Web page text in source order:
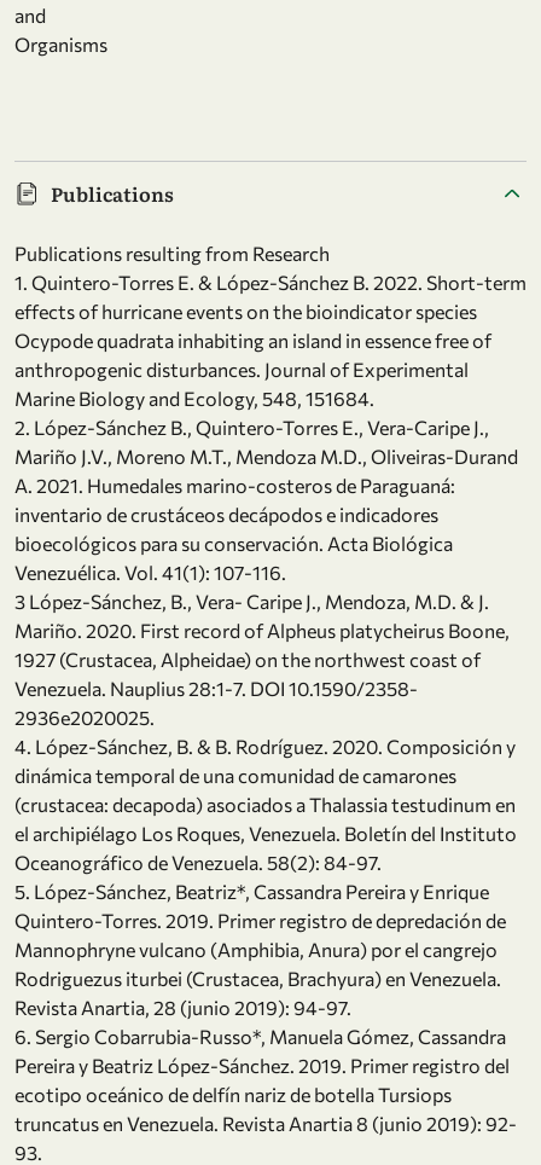
and
Organisms
Publications
Publications resulting from Research
1. Quintero-Torres E. & López-Sánchez B. 2022. Short-term
effects of hurricane events on the bioindicator species
Ocypode quadrata inhabiting an island in essence free of
anthropogenic disturbances. Journal of Experimental
Marine Biology and Ecology, 548, 151684.
2. López-Sánchez B., Quintero-Torres E., Vera-Caripe J.,
Mariño J.V., Moreno M.T., Mendoza M.D., Oliveiras-Durand
A. 2021. Humedales marino-costeros de Paraguaná:
inventario de crustáceos decápodos e indicadores
bioecológicos para su conservación. Acta Biológica
Venezuélica. Vol. 41(1): 107-116.
3 López-Sánchez, B., Vera- Caripe J., Mendoza, M.D. & J.
Mariño. 2020. First record of Alpheus platycheirus Boone,
1927 (Crustacea, Alpheidae) on the northwest coast of
Venezuela. Nauplius 28:1-7. DOI 10.1590/2358-
2936e2020025.
4. López-Sánchez, B. & B. Rodríguez. 2020. Composición y
dinámica temporal de una comunidad de camarones
(crustacea: decapoda) asociados a Thalassia testudinum en
el archipiélago Los Roques, Venezuela. Boletín del Instituto
Oceanográfico de Venezuela. 58(2): 84-97.
5. López-Sánchez, Beatriz*, Cassandra Pereira y Enrique
Quintero-Torres. 2019. Primer registro de depredación de
Mannophryne vulcano (Amphibia, Anura) por el cangrejo
Rodriguezus iturbei (Crustacea, Brachyura) en Venezuela.
Revista Anartia, 28 (junio 2019): 94-97.
6. Sergio Cobarrubia-Russo*, Manuela Gómez, Cassandra
Pereira y Beatriz López-Sánchez. 2019. Primer registro del
ecotipo oceánico de delfín nariz de botella Tursiops
truncatus en Venezuela. Revista Anartia 8 (junio 2019): 92-
93.